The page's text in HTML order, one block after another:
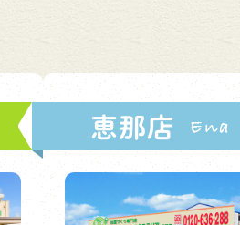
恵那店